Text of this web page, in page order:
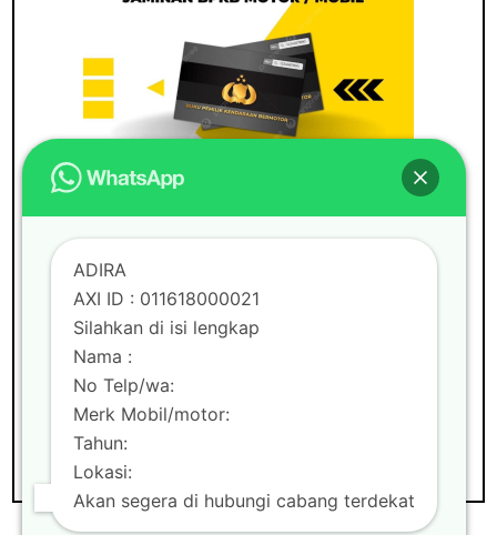
MOBIL
PINDAH KEASING
PINJAMAN UANG
TAKE OVER BPKB MOBIL
KREDIT MOBIL
TANPA BI CHECKING
TOP UP PINJAMAN
Take over bpkb mobil dari Adira
ADIRA
AXI ID : 011618000021
Silahkan di isi lengkap
Nama :
No Telp/wa:
Merk Mobil/motor:
Tahun:
Lokasi:
Akan segera di hubungi cabang terdekat